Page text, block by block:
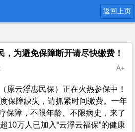
返回上页
，为避免保障断开请尽快缴费！
A+
原云浮惠民保）正在火热参保中！
保障缺失，请抓紧时间缴费。一年
保障，不限年龄、不限病史，来了
10万人已加入“云浮云福保”的健康